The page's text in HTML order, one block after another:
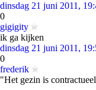
dinsdag 21 juni 2011,
0
gigigity
ik ga kijken
dinsdag 21 juni 2011,
0
frederik
"Het gezin is